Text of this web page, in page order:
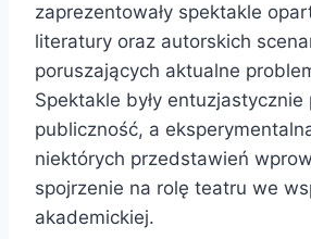
zaprezentowały spektakle
literatury oraz autorskich
poruszających aktualne
Spektakle były
publiczność, a
niektórych przedstawień
spojrzenie na rolę teatru we
akademickiej.